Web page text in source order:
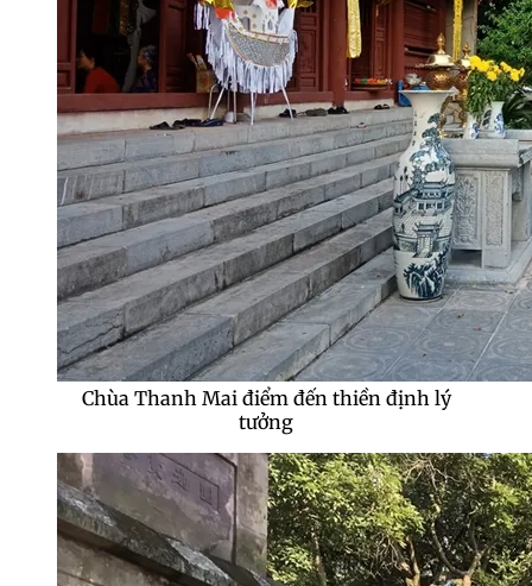
Chùa Thanh Mai điểm đến thiền định lý
tưởng